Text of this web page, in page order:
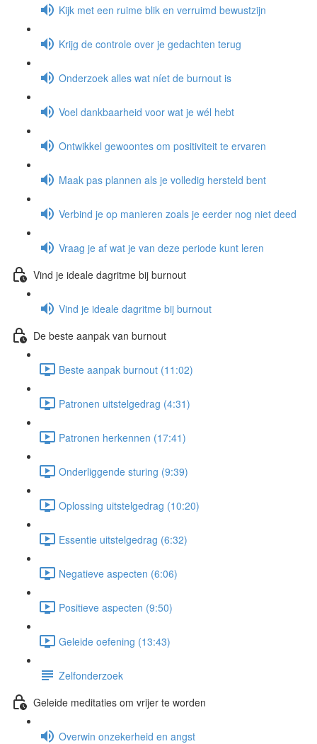
Kijk met een ruime blik en verruimd bewustzijn
Krijg de controle over je gedachten terug
Onderzoek alles wat níet de burnout is
Voel dankbaarheid voor wat je wél hebt
Ontwikkel gewoontes om positiviteit te ervaren
Maak pas plannen als je volledig hersteld bent
Verbind je op manieren zoals je eerder nog niet deed
Vraag je af wat je van deze periode kunt leren
Vind je ideale dagritme bij burnout
Vind je ideale dagritme bij burnout
De beste aanpak van burnout
Beste aanpak burnout (11:02)
Patronen uitstelgedrag (4:31)
Patronen herkennen (17:41)
Onderliggende sturing (9:39)
Oplossing uitstelgedrag (10:20)
Essentie uitstelgedrag (6:32)
Negatieve aspecten (6:06)
Positieve aspecten (9:50)
Geleide oefening (13:43)
Zelfonderzoek
Geleide meditaties om vrijer te worden
Overwin onzekerheid en angst